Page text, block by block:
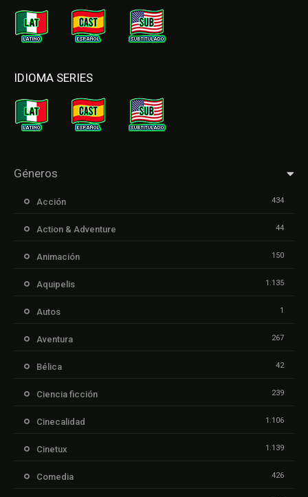
IDIOMA SERIES
Géneros
Acción 434
Action & Adventure 44
Animación 150
Aquipelis 1.135
Autos 1
Aventura 267
Bélica 42
Ciencia ficción 239
Cinecalidad 1.106
Cinetux 1.139
Comedia 426